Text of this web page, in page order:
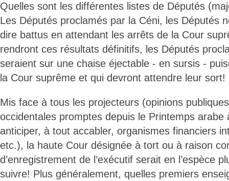
Quelles sont les différentes listes de Députés
Les Députés proclamés par la Céni, les Députés
dire battus en attendant les arrêts de la Cour
rendront ces résultats définitifs, les Députés
seraient sur une chaise éjectable - en sursis -
la Cour suprême et qui devront attendre leur sort!
Mis face à tous les projecteurs (opinions
occidentales promptes depuis le Printemps
anticiper, à tout accabler, organismes financiers
etc.), la haute Cour désignée à tort ou à raison
d’enregistrement de l’exécutif serait en l’espèce
suivre! Plus généralement, quelles premiers